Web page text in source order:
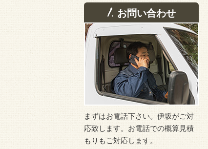
お問い合わせ
まずはお電話下さい。伊坂がご対
応致します。お電話での概算見積
もりもご対応します。